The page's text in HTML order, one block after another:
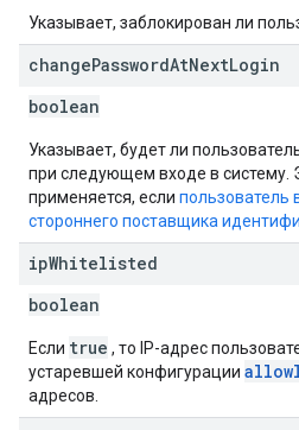
Указывает, заблокирован ли
changePasswordAtNextLogin
boolean
Указывает, будет ли
при следующем входе в систему.
применяется, если пользователь
стороннего поставщика
ipWhitelisted
boolean
Если true , то IP-адрес
устаревшей конфигурации
адресов.